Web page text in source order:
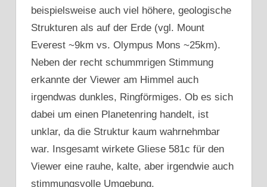
beispielsweise auch viel höhere, geologische
Strukturen als auf der Erde (vgl. Mount
Everest ~9km vs. Olympus Mons ~25km).
Neben der recht schummrigen Stimmung
erkannte der Viewer am Himmel auch
irgendwas dunkles, Ringförmiges. Ob es sich
dabei um einen Planetenring handelt, ist
unklar, da die Struktur kaum wahrnehmbar
war. Insgesamt wirkete Gliese 581c für den
Viewer eine rauhe, kalte, aber irgendwie auch
stimmungsvolle Umgebung.